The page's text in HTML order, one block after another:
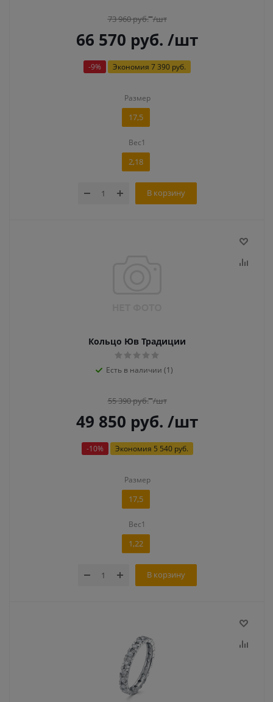
73 960руб. /шт
66 570 руб. /шт
-9% Экономия 7 390 руб.
Размер
17,5
Вес1
2,18
В корзину
Кольцо Юв Традиции
Есть в наличии (1)
55 390руб. /шт
49 850 руб. /шт
-10% Экономия 5 540 руб.
Размер
17,5
Вес1
1,22
В корзину